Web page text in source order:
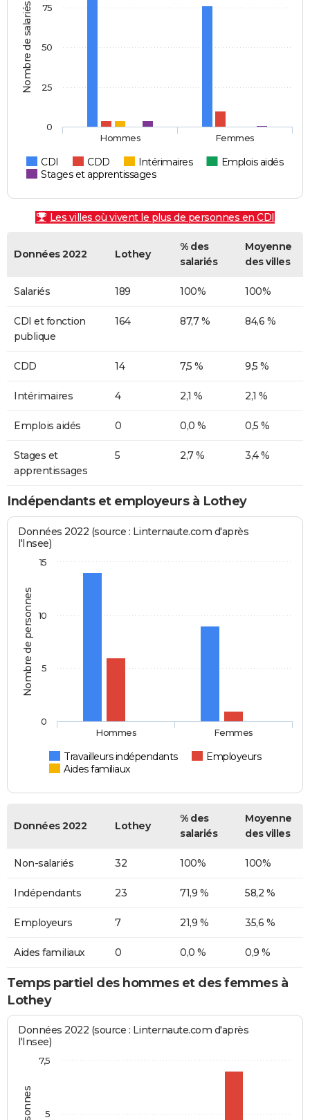
Nombre de salariés
CDI CDD Intérimaires
Emplois aidés
Stages et apprentissages
Hommes Femmes
0
25
50
75
Les villes où vivent le plus de personnes en CDI
Données 2022 Lothey
% des
salariés
Moyenne
des villes
Salariés 189 100% 100%
CDI et fonction
publique
164 87,7 % 84,6 %
CDD 14 7,5 % 9,5 %
Intérimaires 4 2,1 % 2,1 %
Emplois aidés 0 0,0 % 0,5 %
Stages et
apprentissages
5 2,7 % 3,4 %
Indépendants et employeurs à Lothey
Nombre de personnes
Données 2022 (source : Linternaute.com d'après
l'Insee)
Travailleurs indépendants
Employeurs
Aides familiaux
Hommes Femmes
0
5
10
15
Données 2022 Lothey
% des
salariés
Moyenne
des villes
Non-salariés 32 100% 100%
Indépendants 23 71,9 % 58,2 %
Employeurs 7 21,9 % 35,6 %
Aides familiaux 0 0,0 % 0,9 %
Temps partiel des hommes et des femmes à
Lothey
Données 2022 (source : Linternaute.com d'après
l'Insee)
5
7,5